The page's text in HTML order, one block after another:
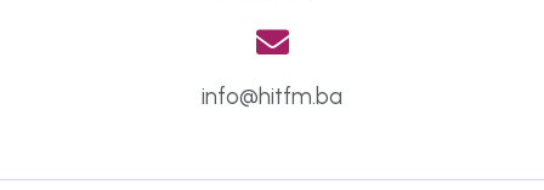
info@hitfm.ba